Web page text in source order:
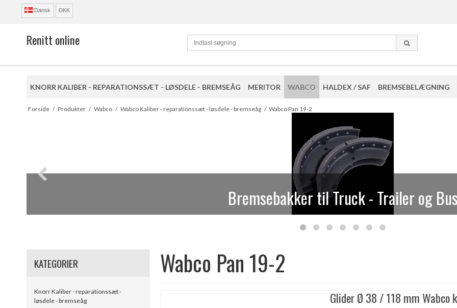
Dansk DKK
Renitt online
KNORR KALIBER - REPARATIONSSÆT - LØSDELE - BREMSEÅG MERITOR WABCO HALDEX / SAF BREMSEBELÆGNING
Forside / Produkter / Wabco / Wabco Kaliber - reparationssæt - løsdele - bremseåg / Wabco Pan 19-2
Bremsebakker til Truck - Trailer og Bus
Reparationssæt og løsdele til Knorr
KATEGORIER
Knorr Kaliber - reparationssæt -
løsdele - bremseåg
Wabco Pan 19-2
Glider Ø 38 / 118 mm Wabco